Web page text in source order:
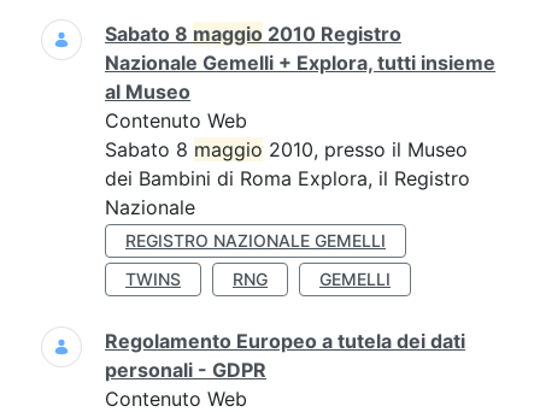
Sabato 8 maggio 2010 Registro
Nazionale Gemelli + Explora, tutti insieme
al Museo
Contenuto Web
Sabato 8 maggio 2010, presso il Museo
dei Bambini di Roma Explora, il Registro
Nazionale
REGISTRO NAZIONALE GEMELLI
TWINS
RNG GEMELLI
Regolamento Europeo a tutela dei dati
personali - GDPR
Contenuto Web